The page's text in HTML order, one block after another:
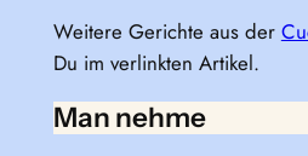
Weitere Gerichte aus der
Du im verlinkten Artikel.
Man nehme